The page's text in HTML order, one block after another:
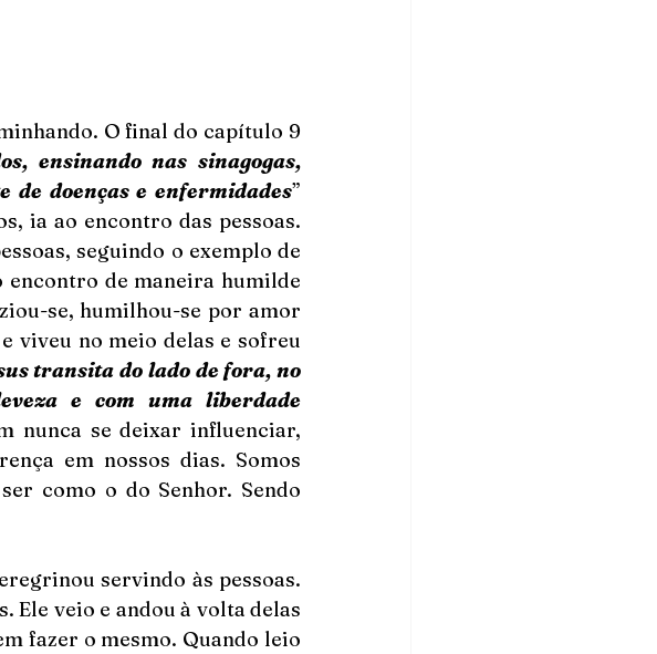
O final do capítulo 9
ensinando nas sinagogas,
de doenças e enfermidades”
ia ao encontro das pessoas.
seguindo o exemplo de
encontro de maneira humilde
se, humilhou-se por amor
viveu no meio delas e sofreu
transita do lado de fora, no
e com uma liberdade
nunca se deixar influenciar,
em nossos dias. Somos
como o do Senhor. Sendo
servindo às pessoas.
Ele veio e andou à volta delas
fazer o mesmo. Quando leio